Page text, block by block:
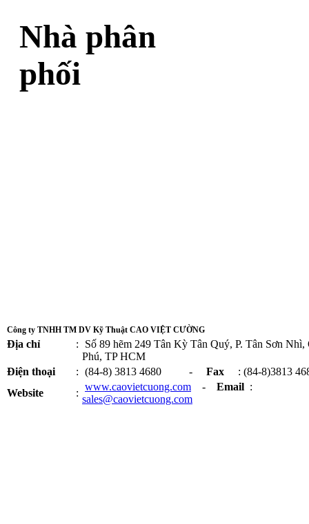
Nhà phân
phối
Công ty TNHH TM DV Kỹ Thuật CAO VIỆT CƯỜNG
Địa chỉ :
Số 89 hẽm 249 Tân Kỳ Tân Quý, P. Tân Sơn Nhì,
Phú, TP HCM
Điện thoại
: (84-8) 3813 4680 - Fax
: (84-8)3813
Website
:
www.caovietcuong.com - Email :
sales@caovietcuong.com